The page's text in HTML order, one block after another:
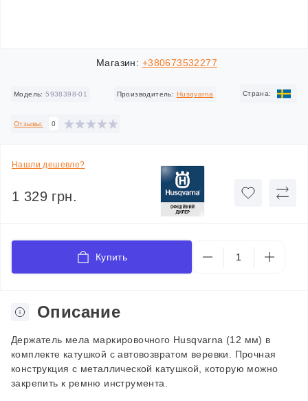
Магазин: +380673532277
Модель: 5938398-01 Производитель: Husqvarna Cтрана:
Отзывы: 0
Нашли дешевле?
1 329 грн.
Купить
Описание
Держатель мела маркировочного Husqvarna (12 мм) в
комплекте катушкой с автовозвратом веревки. Прочная
конструкция с металлической катушкой, которую можно
закрепить к ремню инструмента.